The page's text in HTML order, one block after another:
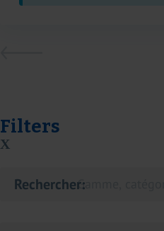
Filters
X